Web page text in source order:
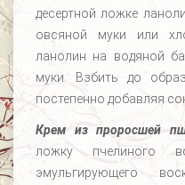
десертной ложке
овсяной муки или
ланолин на водяной
муки. Взбить до
постепенно добавляя
Крем из проросшей
ложку пчелиного
эмульгирующего